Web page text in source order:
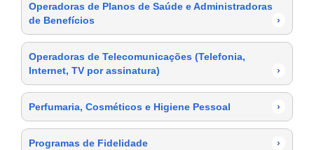
Operadoras de Planos de Saúde e Administradoras
de Benefícios
›
Operadoras de Telecomunicações (Telefonia,
Internet, TV por assinatura)
›
Perfumaria, Cosméticos e Higiene Pessoal ›
Programas de Fidelidade ›